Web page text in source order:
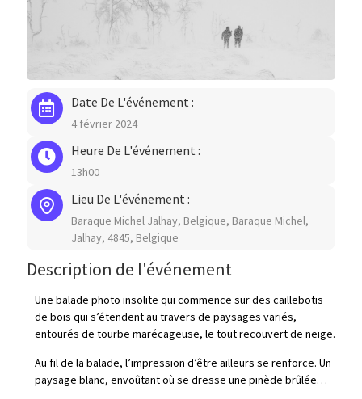
Date De L'événement :
4 février 2024
Heure De L'événement :
13h00
Lieu De L'événement :
Baraque Michel Jalhay, Belgique, Baraque Michel,
Jalhay, 4845, Belgique
Description de l'événement
Une balade photo insolite qui commence sur des caillebotis
de bois qui s’étendent au travers de paysages variés,
entourés de tourbe marécageuse, le tout recouvert de neige.
Au fil de la balade, l’impression d’être ailleurs se renforce. Un
paysage blanc, envoûtant où se dresse une pinède brûlée…